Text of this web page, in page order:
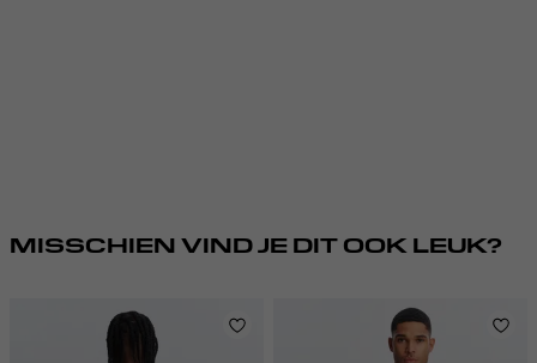
MISSCHIEN VIND JE DIT OOK LEUK?